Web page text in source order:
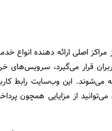
مراکز اصلی ارائه دهنده انواع
قرار می‌گیرد، سرویس‌های
این وب‌سایت رابط
از مزایایی همچون